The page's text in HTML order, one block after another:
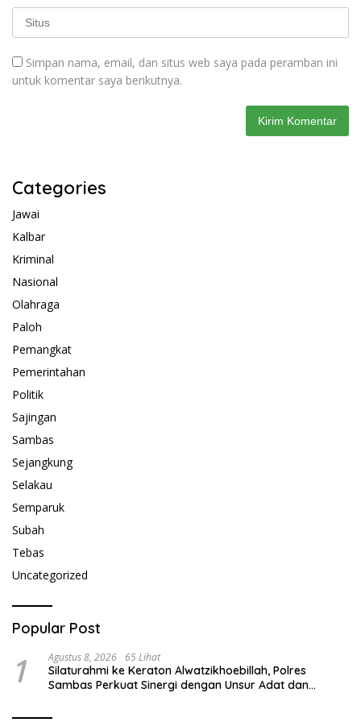
Simpan nama, email, dan situs web saya pada peramban ini
untuk komentar saya berikutnya.
Categories
Jawai
Kalbar
Kriminal
Nasional
Olahraga
Paloh
Pemangkat
Pemerintahan
Politik
Sajingan
Sambas
Sejangkung
Selakau
Semparuk
Subah
Tebas
Uncategorized
Popular Post
1 Agustus 8, 2026 65 Lihat
Silaturahmi ke Keraton Alwatzikhoebillah, Polres
Sambas Perkuat Sinergi dengan Unsur Adat dan